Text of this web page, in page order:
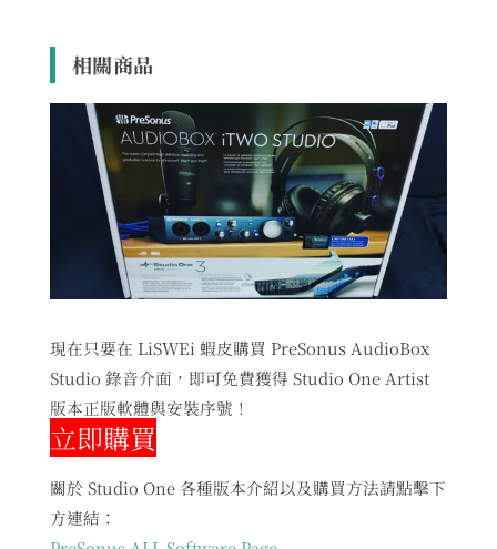
相關商品
現在只要在 LiSWEi 蝦皮購買 PreSonus AudioBox
Studio 錄音介面，即可免費獲得 Studio One Artist
版本正版軟體與安裝序號！
立即購買
關於 Studio One 各種版本介紹以及購買方法請點擊下
方連結：